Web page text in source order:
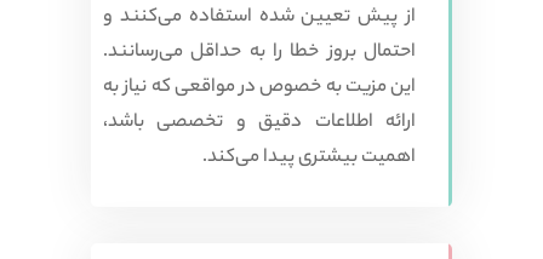
از پیش تعیین شده استفاده می‌کنند و
احتمال بروز خطا را به حداقل می‌رسانند.
این مزیت به خصوص در مواقعی که نیاز به
ارائه اطلاعات دقیق و تخصصی باشد،
اهمیت بیشتری پیدا می‌کند.